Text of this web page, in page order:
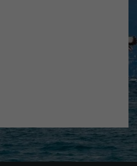
del sito e non
possono